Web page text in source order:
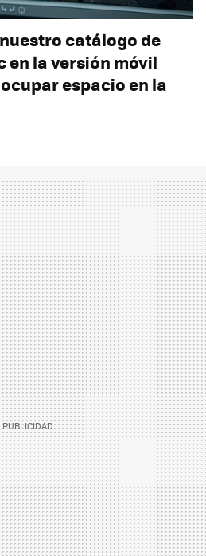
catálogo de
en la versión móvil
espacio en la